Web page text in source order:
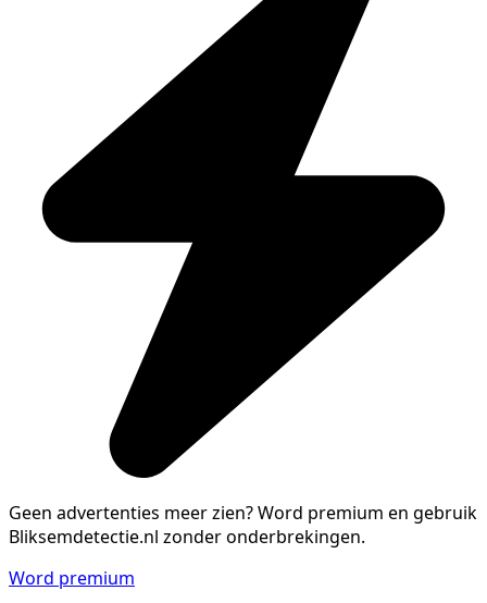
Geen advertenties meer zien?Word premium en gebruik
Bliksemdetectie.nl zonder onderbrekingen.
Word premium